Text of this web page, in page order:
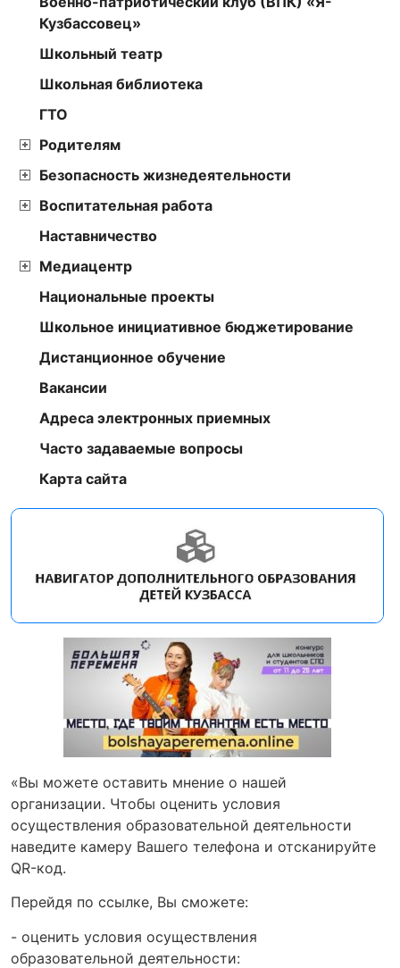
Кузбассовец»
Школьный театр
Школьная библиотека
ГТО
Родителям
Безопасность жизнедеятельности
Воспитательная работа
Наставничество
Медиацентр
Национальные проекты
Школьное инициативное бюджетирование
Дистанционное обучение
Вакансии
Адреса электронных приемных
Часто задаваемые вопросы
Карта сайта
«Вы можете оставить мнение о нашей
организации. Чтобы оценить условия
осуществления образовательной деятельности
наведите камеру Вашего телефона и отсканируйте
QR-код.
Перейдя по ссылке, Вы сможете:
- оценить условия осуществления
образовательной деятельности: